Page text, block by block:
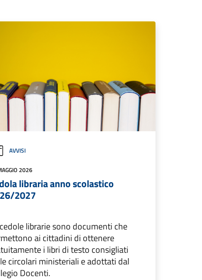
AVVISI
2026
libraria anno scolastico
2027
librarie sono documenti che
ai cittadini di ottenere
i libri di testo consigliati
circolari ministeriali e adottati dal
Docenti.